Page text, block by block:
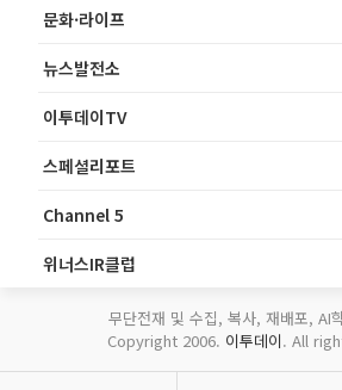
문화·라이프
뉴스발전소
이투데이TV
스페셜리포트
Channel 5
위너스IR클럽
무단전재 및 수집, 복사, 재배포, AI
Copyright 2006. 이투데이. All